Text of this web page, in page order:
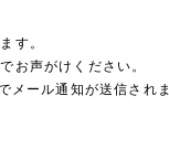
す。
お声がけください。
メール通知が送信されま